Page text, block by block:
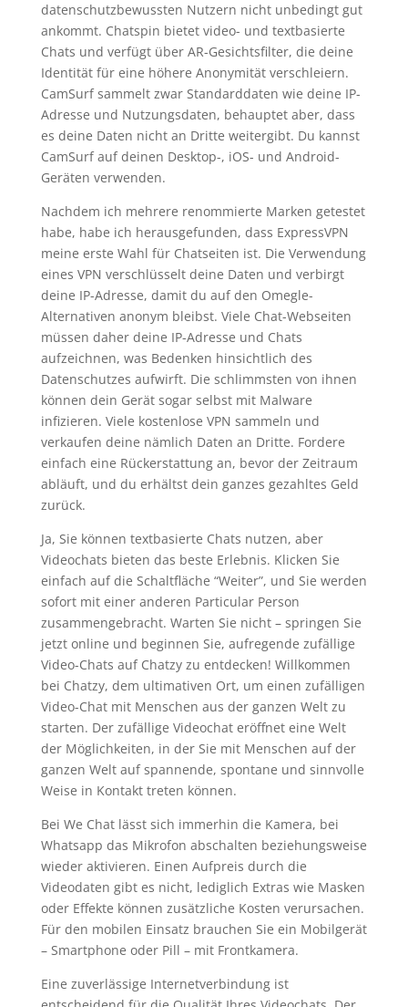
datenschutzbewussten Nutzern nicht unbedingt gut
ankommt. Chatspin bietet video- und textbasierte
Chats und verfügt über AR-Gesichtsfilter, die deine
Identität für eine höhere Anonymität verschleiern.
CamSurf sammelt zwar Standarddaten wie deine IP-
Adresse und Nutzungsdaten, behauptet aber, dass
es deine Daten nicht an Dritte weitergibt. Du kannst
CamSurf auf deinen Desktop-, iOS- und Android-
Geräten verwenden.
Nachdem ich mehrere renommierte Marken getestet
habe, habe ich herausgefunden, dass ExpressVPN
meine erste Wahl für Chatseiten ist. Die Verwendung
eines VPN verschlüsselt deine Daten und verbirgt
deine IP-Adresse, damit du auf den Omegle-
Alternativen anonym bleibst. Viele Chat-Webseiten
müssen daher deine IP-Adresse und Chats
aufzeichnen, was Bedenken hinsichtlich des
Datenschutzes aufwirft. Die schlimmsten von ihnen
können dein Gerät sogar selbst mit Malware
infizieren. Viele kostenlose VPN sammeln und
verkaufen deine nämlich Daten an Dritte. Fordere
einfach eine Rückerstattung an, bevor der Zeitraum
abläuft, und du erhältst dein ganzes gezahltes Geld
zurück.
Ja, Sie können textbasierte Chats nutzen, aber
Videochats bieten das beste Erlebnis. Klicken Sie
einfach auf die Schaltfläche “Weiter”, und Sie werden
sofort mit einer anderen Particular Person
zusammengebracht. Warten Sie nicht – springen Sie
jetzt online und beginnen Sie, aufregende zufällige
Video-Chats auf Chatzy zu entdecken! Willkommen
bei Chatzy, dem ultimativen Ort, um einen zufälligen
Video-Chat mit Menschen aus der ganzen Welt zu
starten. Der zufällige Videochat eröffnet eine Welt
der Möglichkeiten, in der Sie mit Menschen auf der
ganzen Welt auf spannende, spontane und sinnvolle
Weise in Kontakt treten können.
Bei We Chat lässt sich immerhin die Kamera, bei
Whatsapp das Mikrofon abschalten beziehungsweise
wieder aktivieren. Einen Aufpreis durch die
Videodaten gibt es nicht, lediglich Extras wie Masken
oder Effekte können zusätzliche Kosten verursachen.
Für den mobilen Einsatz brauchen Sie ein Mobilgerät
– Smartphone oder Pill – mit Frontkamera.
Eine zuverlässige Internetverbindung ist